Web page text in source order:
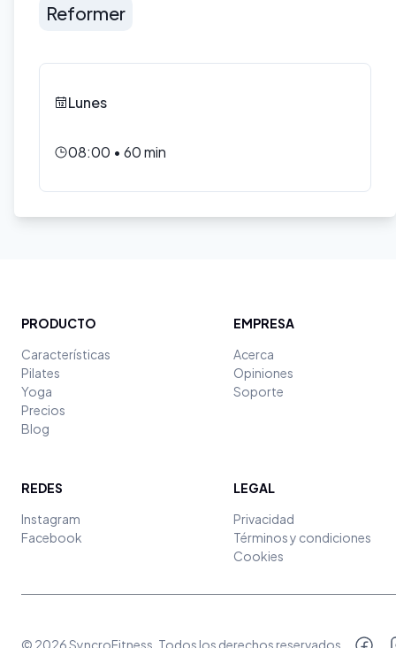
Reformer
Lunes
08:00 • 60min
PRODUCTO
Características
Pilates
Yoga
Precios
Blog
EMPRESA
Acerca
Opiniones
Soporte
REDES
Instagram
Facebook
LEGAL
Privacidad
Términos y condiciones
Cookies
© 2026SyncroFitness . Todos los derechos reservados.